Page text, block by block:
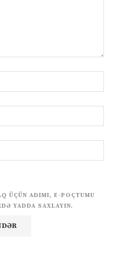
ÜÇÜN ADIMI, E-POÇTUMU
YADDA SAXLAYIN.